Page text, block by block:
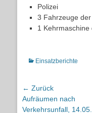
Polizei
3 Fahrzeuge
1
Kategorien
Einsatzberichte
← Zurück
Vorheriger
Beitrag:
Aufräumen nach
Verkehrsunfall,